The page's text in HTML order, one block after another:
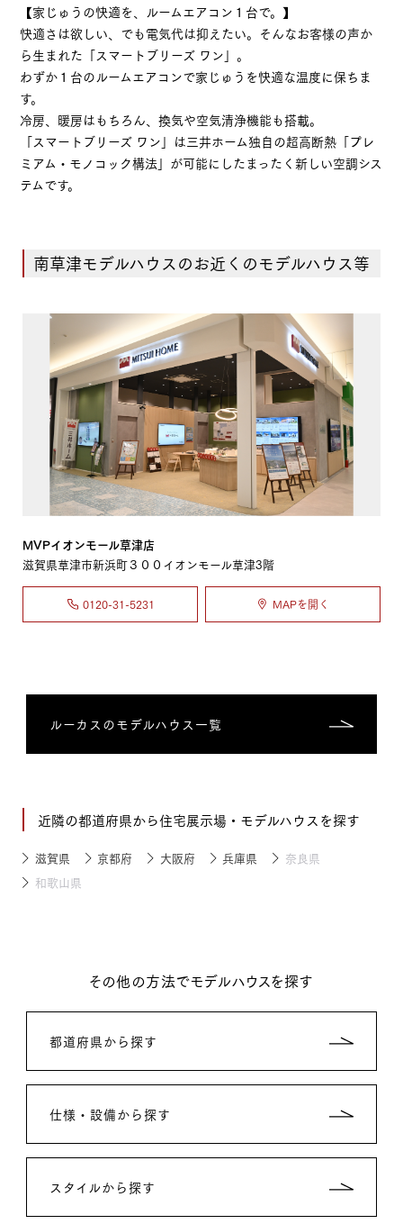
【家じゅうの快適を、ルームエアコン１台で。】
快適さは欲しい、でも電気代は抑えたい。そんなお客様の声か
ら生まれた「スマートブリーズ ワン」。
わずか１台のルームエアコンで家じゅうを快適な温度に保ちま
す。
冷房、暖房はもちろん、換気や空気清浄機能も搭載。
「スマートブリーズ ワン」は三井ホーム独自の超高断熱「プレ
ミアム・モノコック構法」が可能にしたまったく新しい空調シス
テムです。
南草津モデルハウスのお近くのモデルハウス等
MVPイオンモール草津店
滋賀県草津市新浜町３００イオンモール草津3階
0120-31-5231 MAPを開く
ルーカスのモデルハウス一覧
近隣の都道府県から住宅展示場・モデルハウスを探す
滋賀県 京都府 大阪府 兵庫県
奈良県
和歌山県
その他の方法でモデルハウスを探す
都道府県から探す
仕様・設備から探す
スタイルから探す